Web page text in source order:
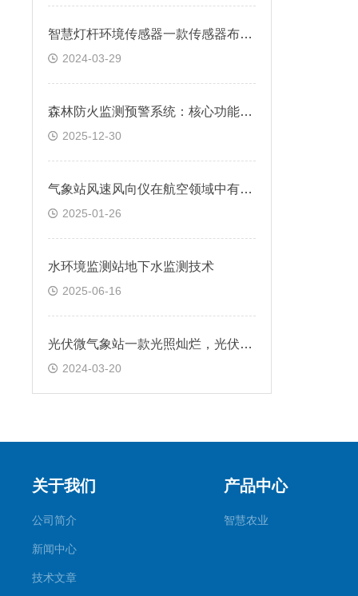
智慧灯杆环境传感器一款传感器布满天地，智慧城市——眼观四方的气象传感器
2024-03-29
森林防火监测预警系统：核心功能与应用价值
2025-12-30
气象站风速风向仪在航空领域中有何应用？
2025-01-26
水环境监测站地下水监测技术
2025-06-16
光伏微气象站一款光照灿烂，光伏发展，气象环保的光伏气象站
2024-03-20
关于我们
公司简介
新闻中心
技术文章
产品中心
智慧农业